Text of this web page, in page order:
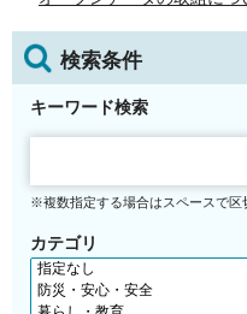
検索条件
キーワード検索
※複数指定する場合はスペースで区
カテゴリ